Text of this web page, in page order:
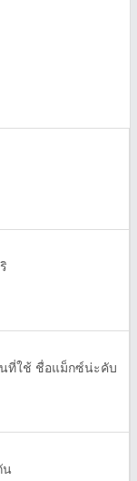
นที่ใช้ ชื่อแม็กซ์น่ะคับ
น